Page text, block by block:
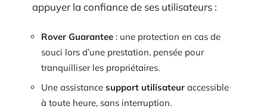
appuyer la confiance de ses utilisateurs :
Rover Guarantee : une protection en cas de
souci lors d’une prestation, pensée pour
tranquilliser les propriétaires.
Une assistance support utilisateur accessible
à toute heure, sans interruption.